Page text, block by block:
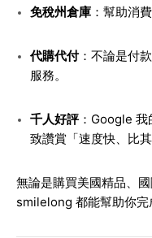
免稅州倉庫：幫助消
代購代付：不論是付
服務。
千人好評：Google 我
致讚賞「速度快、比
無論是購買美國精品、
smilelong 都能幫助你完